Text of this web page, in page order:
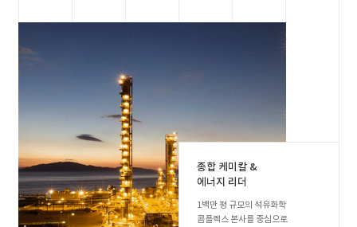
종합 케미칼 &
에너지 리더
1백만 평 규모의 석유화학
콤플렉스 본사를 중심으로